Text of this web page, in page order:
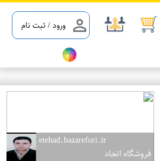
ورود / ثبت نام
etehad.bazarefori.ir
فروشگاه اتحاد